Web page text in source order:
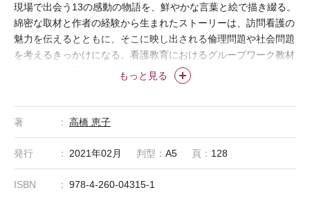
もっと見る
現場で出会う13の感動の物語を、鮮やかな言葉と絵で描き綴る。
綿密な取材と作者の経験から生まれたストーリーは、訪問看護の
魅力を伝えるとともに、そこに映し出される倫理問題や社会問題
を考えるきっかけになる。看護教育におけるグループワーク教材
（地域・在宅看護論）としても最適な1冊！
著 高橋 恵子
発行 2021年02月 判型： A5 頁： 128
ISBN 978-4-260-04315-1